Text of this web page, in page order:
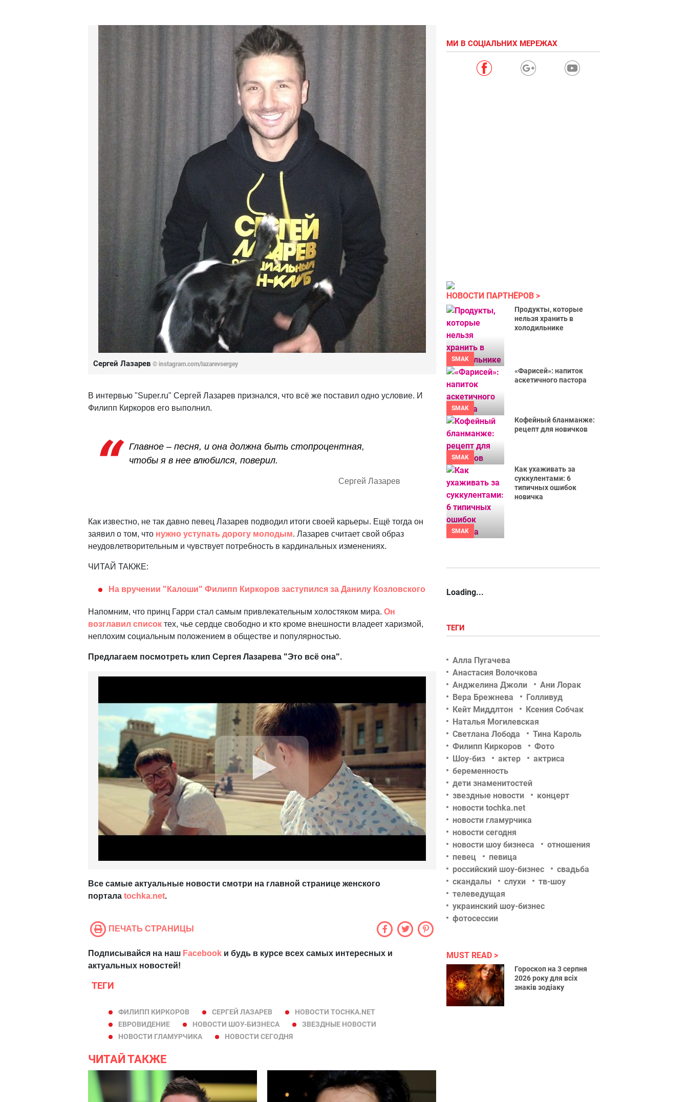
Сергей Лазарев © instagram.com/lazarevsergey
В интервью "Super.ru" Сергей Лазарев признался, что всё же поставил одно условие. И
Филипп Киркоров его выполнил.
Главное – песня, и она должна быть стопроцентная,
чтобы я в нее влюбился, поверил.
Сергей Лазарев
Как известно, не так давно певец Лазарев подводил итоги своей карьеры. Ещё тогда он
заявил о том, что нужно уступать дорогу молодым. Лазарев считает свой образ
неудовлетворительным и чувствует потребность в кардинальных изменениях.
ЧИТАЙ ТАКЖЕ:
На вручении "Калоши" Филипп Киркоров заступился за Данилу Козловского
Напомним, что принц Гарри стал самым привлекательным холостяком мира. Он
возглавил список тех, чье сердце свободно и кто кроме внешности владеет харизмой,
неплохим социальным положением в обществе и популярностью.
Предлагаем посмотреть клип Сергея Лазарева "Это всё она".
Все самые актуальные новости смотри на главной странице женского
портала tochka.net.
ПЕЧАТЬ СТРАНИЦЫ
Подписывайся на наш Facebook и будь в курсе всех самых интересных и
актуальных новостей!
ТЕГИ
ФИЛИПП КИРКОРОВ СЕРГЕЙ ЛАЗАРЕВ
НОВОСТИ TOCHKA.NET
ЕВРОВИДЕНИЕ
НОВОСТИ ШОУ-БИЗНЕСА
ЗВЕЗДНЫЕ НОВОСТИ
НОВОСТИ ГЛАМУРЧИКА
НОВОСТИ СЕГОДНЯ
ЧИТАЙ ТАКЖЕ
МИ В СОЦІАЛЬНИХ МЕРЕЖАХ
НОВОСТИ ПАРТНЁРОВ
SMAK
Продукты, которые
нельзя хранить в
холодильнике
SMAK
«Фарисей»: напиток
аскетичного пастора
SMAK
Кофейный бланманже:
рецепт для новичков
SMAK
Как ухаживать за
суккулентами: 6
типичных ошибок
новичка
Loading...
ТЕГИ
Алла Пугачева
Анастасия Волочкова
Анджелина Джоли
Ани Лорак
Вера Брежнева
Голливуд
Кейт Миддлтон
Ксения Собчак
Наталья Могилевская
Светлана Лобода
Тина Кароль
Филипп Киркоров
Фото
Шоу-биз
актер
актриса
беременность
дети знаменитостей
звездные новости
концерт
новости tochka.net
новости гламурчика
новости сегодня
новости шоу бизнеса
отношения
певец
певица
российский шоу-бизнес
свадьба
скандалы
слухи
тв-шоу
телеведущая
украинский шоу-бизнес
фотосессии
MUST READ
Гороскоп на 3 серпня
2026 року для всіх
знаків зодіаку